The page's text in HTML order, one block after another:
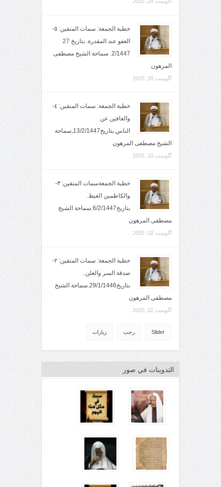
خطبة الجمعة: سمات المتقين: ٥-
العفو عند المقدرة. بتاريخ 27
2/1447. سماحة الشيخ مصطفى
المرهون
آگوست 28, 2025
خطبة الجمعة: سمات المتقين: ٤-
والعافين عن
الناس.بتاريخ13/2/1447,سماحة
الشيخ مصطفى المرهون
آگوست 10, 2025
خطبة الجمعةسمات المتقين: ٣-
والكاظمين الغيظ.
بتاريخ6/2/1447.سماحة الشيخ
مصطفى المرهون
آگوست 02, 2025
خطبة الجمعة: سمات المتقين: ٢-
صدقة السر والعلن..
بتاريخ29/1/1446.سماحة الشيخ
مصطفى المرهون
آگوست 02, 2025
Slider رجب زيارات
التدوينات في صور